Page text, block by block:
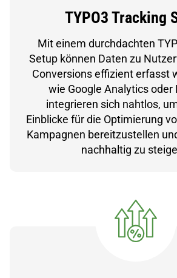
TYPO3 Tracking
Mit einem durchdachten
Setup können Daten zu
Conversions effizient erfasst
wie Google Analytics oder
integrieren sich nahtlos,
Einblicke für die Optimierung
Kampagnen bereitzustellen
nachhaltig zu